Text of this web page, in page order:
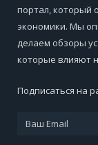
портал, который
экономики. Мы
делаем обзоры
которые влияют
Подписаться на